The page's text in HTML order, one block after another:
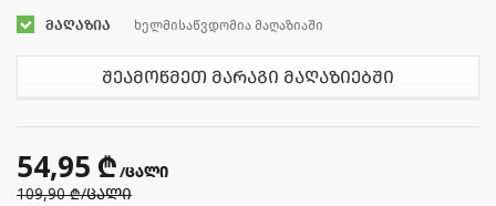
მაღაზია ხელმისაწვდომია მაღაზიაში
შეამოწმეთ მარაგი მაღაზიებში
54,95 ₾ /ცალი
109,90 ₾/ცალი